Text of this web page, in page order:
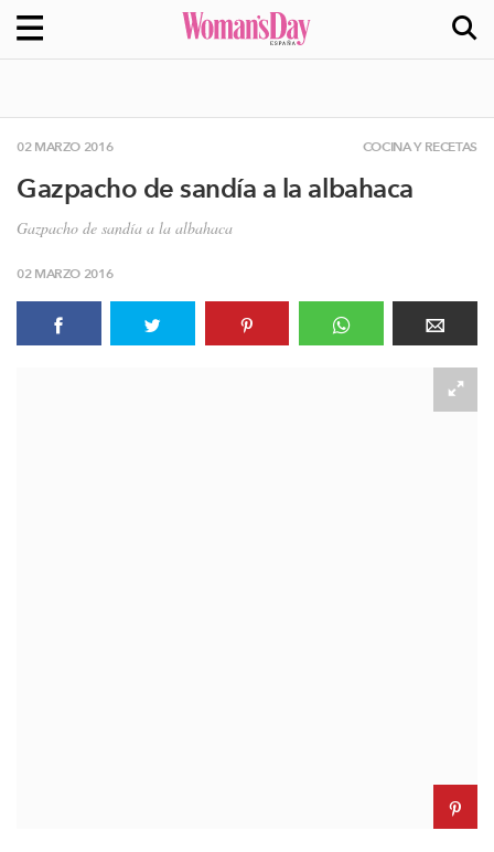
02 MARZO 2016 COCINA Y RECETAS
Gazpacho de sandía a la albahaca
Gazpacho de sandía a la albahaca
02 MARZO 2016